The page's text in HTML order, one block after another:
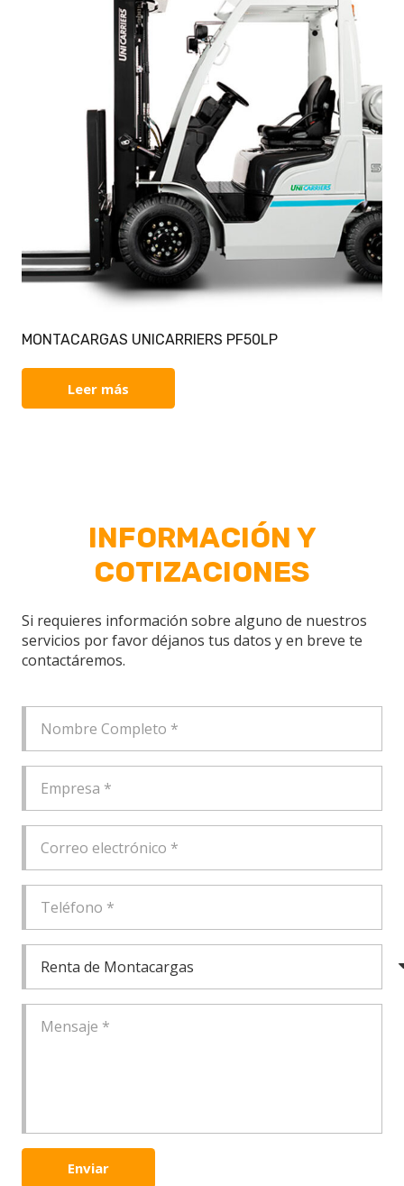
MONTACARGAS UNICARRIERS PF50LP
Leer más
INFORMACIÓN Y
COTIZACIONES
Si requieres información sobre alguno de nuestros
servicios por favor déjanos tus datos y en breve te
contactáremos.
Enviar